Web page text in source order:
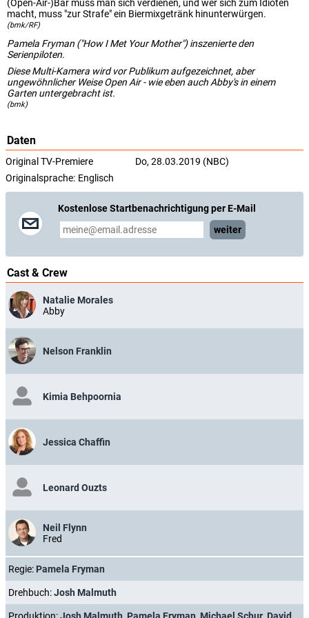
(Open-Air-)Bar muss man sich verdienen, und wer sich zum Idioten
macht, muss "zur Strafe" ein Biermixgetränk hinunterwürgen.
(bmk/RF)
Pamela Fryman ("How I Met Your Mother") inszenierte den
Serienpiloten.
Diese Multi-Kamera wird vor Publikum aufgezeichnet, aber
ungewöhnlicher Weise Open Air - wie eben auch Abby's in einem
Garten untergebracht ist.
(bmk)
Daten
Original TV-Premiere
Do, 28.03.2019 (NBC)
Originalsprache: Englisch
Kostenlose Startbenachrichtigung per E-Mail
weiter
Cast & Crew
Natalie Morales
Abby
Nelson Franklin
Kimia Behpoornia
Jessica Chaffin
Leonard Ouzts
Neil Flynn
Fred
Regie: Pamela Fryman
Drehbuch:Josh Malmuth